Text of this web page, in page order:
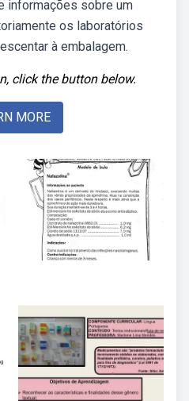
informações sobre um
os laboratórios
à embalagem.
click the button below.
MORE